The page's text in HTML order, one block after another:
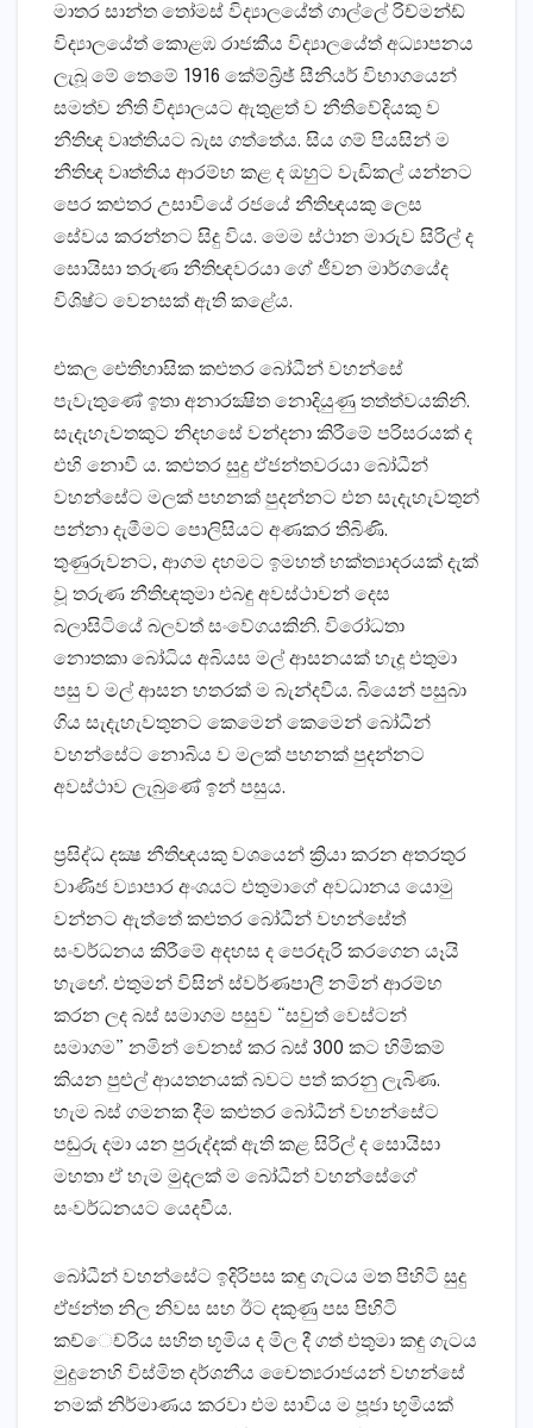
මාතර සාන්ත තෝමස්‌ විද්‍යාලයේත් ගාල්ලේ රිච්මන්ඩ්
විද්‍යාලයේත් කොළඹ රාජකීය විද්‍යාලයේත් අධ්‍යාපනය
ලැබූ මේ තෙමේ 1916 කේම්බ්‍රිඡ් සීනියර් විභාගයෙන්
සමත්ව නීති විද්‍යාලයට ඇතුළත් ව නීතිවේදියකු ව
නීතිඥ වෘත්තියට බැස ගත්තේය. සිය ගම් පියසින් ම
නීතිඥ වෘත්තිය ආරම්භ කළ ද ඔහුට වැඩිකල් යන්නට
පෙර කළුතර උසාවියේ රජයේ නීතිඥයකු ලෙස
සේවය කරන්නට සිදු විය. මෙම ස්‌ථාන මාරුව සිරිල් ද
සොයිසා තරුණ නීතිඥවරයා ගේ ජීවන මාර්ගයේද
විශිෂ්ට වෙනසක්‌ ඇති කළේය.
එකල ඓතිහාසික කළුතර බෝධීන් වහන්සේ
පැවැතුණේ ඉතා අනාරක්‍ෂිත නොදියුණු තත්ත්වයකිනි.
සැදැහැවතකුට නිදහසේ වන්දනා කිරීමේ පරිසරයක්‌ ද
එහි නොවී ය. කළුතර සුදු ඒජන්තවරයා බෝධීන්
වහන්සේට මලක්‌ පහනක්‌ පුදන්නට එන සැදැහැවතුන්
පන්නා දැමීමට පොලිසියට අණකර තිබිණි.
තුණුරුවනට, ආගම දහමට ඉමහත් භක්‌ත්‍යාදරයක්‌ දැක්‌
වූ තරුණ නීතිඥතුමා එබඳු අවස්‌ථාවන් දෙස
බලාසිටියේ බලවත් සංවේගයකිනි. විරෝධතා
නොතකා බෝධිය අබියස මල් ආසනයක්‌ හැදූ එතුමා
පසු ව මල් ආසන හතරක්‌ ම බැන්දවීය. බියෙන් පසුබා
ගිය සැදැහැවතුනට කෙමෙන් කෙමෙන් බෝධීන්
වහන්සේට නොබිය ව මලක්‌ පහනක්‌ පුදන්නට
අවස්‌ථාව ලැබුණේ ඉන් පසුය.
ප්‍රසිද්ධ දක්‍ෂ නීතිඥයකු වශයෙන් ක්‍රියා කරන අතරතුර
වාණිජ ව්‍යාපාර අංශයට එතුමාගේ අවධානය යොමු
වන්නට ඇත්තේ කළුතර බෝධීන් වහන්සේත්
සංවර්ධනය කිරීමේ අදහස ද පෙරදැරි කරගෙන යෑයි
හැඟේ. එතුමන් විසින් ස්‌වර්ණපාලී නමින් ආරම්භ
කරන ලද බස්‌ සමාගම පසුව “සවුත් වෙස්‌ටන්
සමාගම” නමින් වෙනස්‌ කර බස්‌ 300 කට හිමිකම්
කියන පුළුල් ආයතනයක්‌ බවට පත් කරනු ලැබිණ.
හැම බස්‌ ගමනක දීම කළුතර බෝධීන් වහන්සේට
පඬුරු දමා යන පුරුද්දක්‌ ඇති කළ සිරිල් ද සොයිසා
මහතා ඒ හැම මුදලක්‌ ම බෝධීන් වහන්සේගේ
සංවර්ධනයට යෙදවීය.
බෝධීන් වහන්සේට ඉදිරිපස කඳු ගැටය මත පිහිටි සුදු
ඒජන්ත නිල නිවස සහ ඊට දකුණු පස පිහිටි
කච්ෙච්රිය සහිත භූමිය ද මිල දී ගත් එතුමා කඳු ගැටය
මුදුනෙහි විස්‌මිත දර්ශනීය චෛත්‍යරාජයන් වහන්සේ
නමක්‌ නිර්මාණය කරවා එම සාවිය ම පූජා භූමියක්‌